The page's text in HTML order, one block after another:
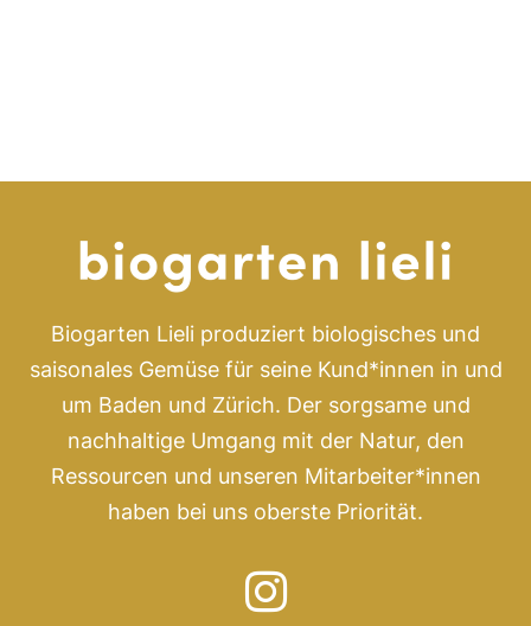
Biogarten Lieli produziert biologisches und
saisonales Gemüse für seine Kund*innen in und
um Baden und Zürich. Der sorgsame und
nachhaltige Umgang mit der Natur, den
Ressourcen und unseren Mitarbeiter*innen
haben bei uns oberste Priorität.